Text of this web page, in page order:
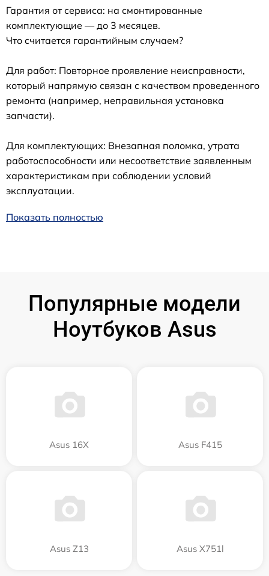
Гарантия от сервиса: на смонтированные
комплектующие — до 3 месяцев.
Что считается гарантийным случаем?
Для работ: Повторное проявление неисправности,
который напрямую связан с качеством проведенного
ремонта (например, неправильная установка
запчасти).
Для комплектующих: Внезапная поломка, утрата
работоспособности или несоответствие заявленным
характеристикам при соблюдении условий
эксплуатации.
Показать полностью
Популярные модели
Ноутбуков Asus
Asus 16X Asus F415
Asus Z13 Asus X751l